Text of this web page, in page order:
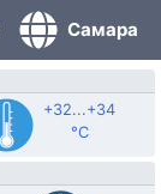
Самара
+32...+34
°C